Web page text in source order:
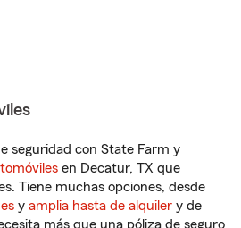
seguridad con State Farm y
en Decatur, TX que
Tiene muchas opciones, desde
y amplia hasta de alquiler y de
más que una póliza de seguro